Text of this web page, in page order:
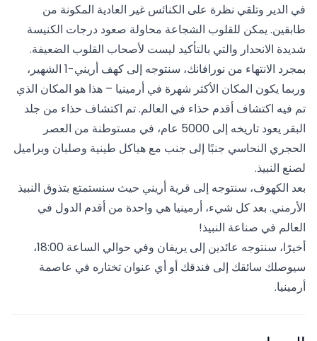
في الدير وتلقي نظرة على الكنائس غير العادية المكونة من
طابقين. يمكن للقلوب الشجاعة محاولة صعود درجات الكنيسة
شديدة الانحدار والتي بالتأكيد ليست لأصحاب القلوب الضعيفة.
بمجرد الانتهاء من نورافانك، سنتوجه إلى كهف أريني-1 الشهير،
وربما يكون المكان الأكثر شهرة في أرمينيا – هذا هو المكان الذي
تم فيه اكتشاف أقدم حذاء في العالم. تم اكتشاف حذاء من جلد
البقر يعود تاريخه إلى 5000 عام، في مستوطنة من العصر
الحجري النحاسي جنبًا إلى جنب مع هياكل طينية وصلبان وبراميل
لصنع النبيذ.
بعد الكهوف، سنتوجه إلى قرية أريني حيث سنستمتع بتذوق النبيذ
الأرمني. بعد كل شيء، أرمينيا هي واحدة من أقدم الدول في
العالم في صناعة النبيذ!
أخيرًا، سنتوجه عائدين إلى يريفان وفي حوالي الساعة 18:00،
سيوصلك سائقك إلى فندقك أو أي عنوان تختاره في عاصمة
أرمينيا.